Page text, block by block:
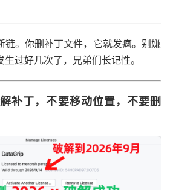
链。你删补丁文件，它就发疯。别嫌
过好几次了，兄弟们长记性。
补丁，不要移动位置，不要删